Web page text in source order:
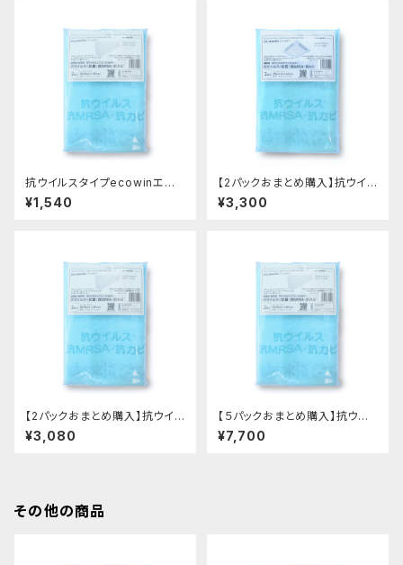
抗ウイルスタイプecowinエア
コンフィルター HAC-F48(家
庭用・業務用40cmX80cm 2
¥1,540
【2パックおまとめ購入】抗ウイル
スタイプecowinエアコンフィル
ター HAC-F66(業務用62cmX
¥3,300
【2パックおまとめ購入】抗ウイル
スタイプecowinエアコンフィル
ター HAC-F48(家庭用・業務
¥3,080
【５パックおまとめ購入】抗ウイ
ルスタイプecowinエアコンフィ
ルター HAC-F48(家庭用・業
¥7,700
その他の商品